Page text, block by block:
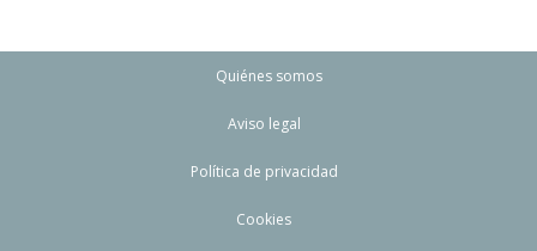
Quiénes somos
Aviso legal
Política de privacidad
Cookies